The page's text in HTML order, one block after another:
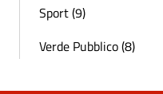
Sport (9)
Verde Pubblico (8)